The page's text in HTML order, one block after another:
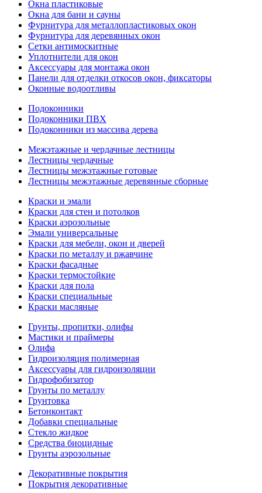
Окна пластиковые
Окна для бани и сауны
Фурнитура для металлопластиковых окон
Фурнитура для деревянных окон
Сетки антимоскитные
Уплотнители для окон
Аксессуары для монтажа окон
Панели для отделки откосов окон, фиксаторы
Оконные водоотливы
Подоконники
Подоконники ПВХ
Подоконники из массива дерева
Межэтажные и чердачные лестницы
Лестницы чердачные
Лестницы межэтажные готовые
Лестницы межэтажные деревянные сборные
Краски и эмали
Краски для стен и потолков
Краски аэрозольные
Эмали универсальные
Краски для мебели, окон и дверей
Краски по металлу и ржавчине
Краски фасадные
Краски термостойкие
Краски для пола
Краски специальные
Краски масляные
Грунты, пропитки, олифы
Мастики и праймеры
Олифа
Гидроизоляция полимерная
Аксессуары для гидроизоляции
Гидрофобизатор
Грунты по металлу
Грунтовка
Бетонконтакт
Добавки специальные
Стекло жидкое
Средства биоцидные
Грунты аэрозольные
Декоративные покрытия
Покрытия декоративные